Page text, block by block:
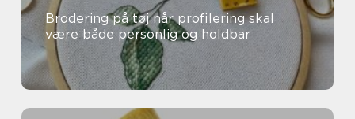
Brodering på tøj når profilering skal
være både personlig og holdbar